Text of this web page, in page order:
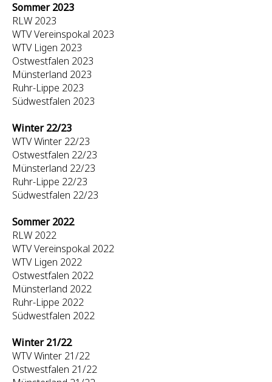
Sommer 2023
RLW 2023
WTV Vereinspokal 2023
WTV Ligen 2023
Ostwestfalen 2023
Münsterland 2023
Ruhr-Lippe 2023
Südwestfalen 2023
Winter 22/23
WTV Winter 22/23
Ostwestfalen 22/23
Münsterland 22/23
Ruhr-Lippe 22/23
Südwestfalen 22/23
Sommer 2022
RLW 2022
WTV Vereinspokal 2022
WTV Ligen 2022
Ostwestfalen 2022
Münsterland 2022
Ruhr-Lippe 2022
Südwestfalen 2022
Winter 21/22
WTV Winter 21/22
Ostwestfalen 21/22